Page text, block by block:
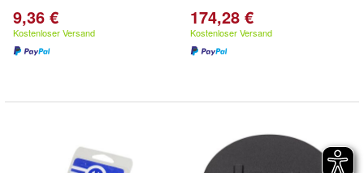
9,36 €
Kostenloser Versand
174,28 €
Kostenloser Versand